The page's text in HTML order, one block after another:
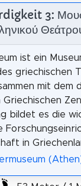
3:
ist ein
griechischen
mit dem
Griechischen
bildet es die
in